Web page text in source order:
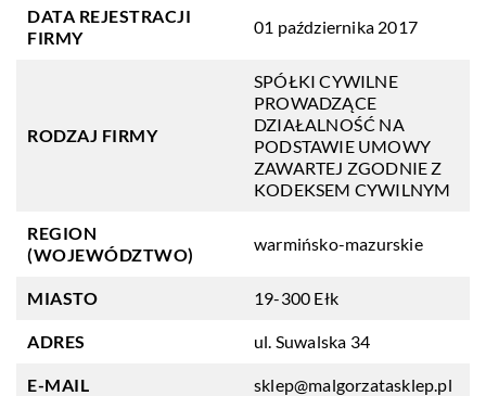
DATA REJESTRACJI
FIRMY
01 października 2017
RODZAJ FIRMY
SPÓŁKI CYWILNE
PROWADZĄCE
DZIAŁALNOŚĆ NA
PODSTAWIE UMOWY
ZAWARTEJ ZGODNIE Z
KODEKSEM CYWILNYM
REGION
(WOJEWÓDZTWO)
warmińsko-mazurskie
MIASTO 19-300 Ełk
ADRES ul. Suwalska 34
E-MAIL sklep@malgorzatasklep.pl